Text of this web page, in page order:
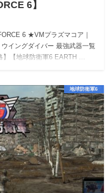
6】
6 ★VMプラズマコア｜
イングダイバー 最強武器一覧
】【地球防衛軍6 EARTH …
地球防衛軍6